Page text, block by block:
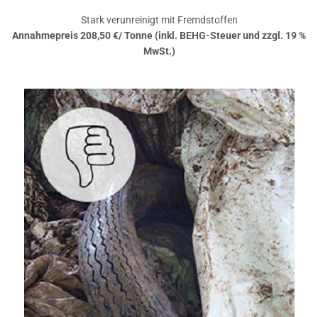
Stark verunreinigt mit Fremdstoffen
Annahmepreis 208,50 €/ Tonne (inkl. BEHG-Steuer und zzgl. 19 %
MwSt.)